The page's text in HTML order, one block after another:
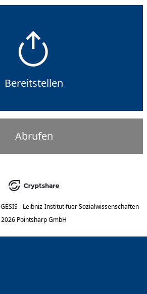
Bereitstellen
Abrufen
GESIS - Leibniz-Institut fuer Sozialwissenschaften
2026 Pointsharp GmbH